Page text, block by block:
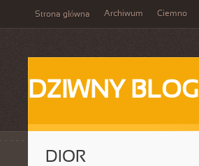
Strona główna Archiwum Ciemno
DZIWNY BLOG
DIOR